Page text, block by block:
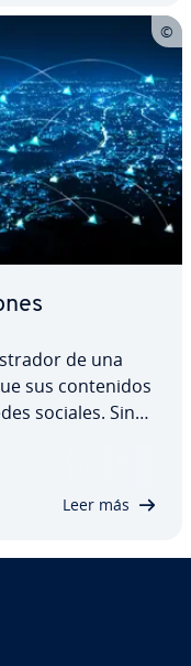
de una
sus co­n­te­ni­dos
sociales. Sin
este
Leer más